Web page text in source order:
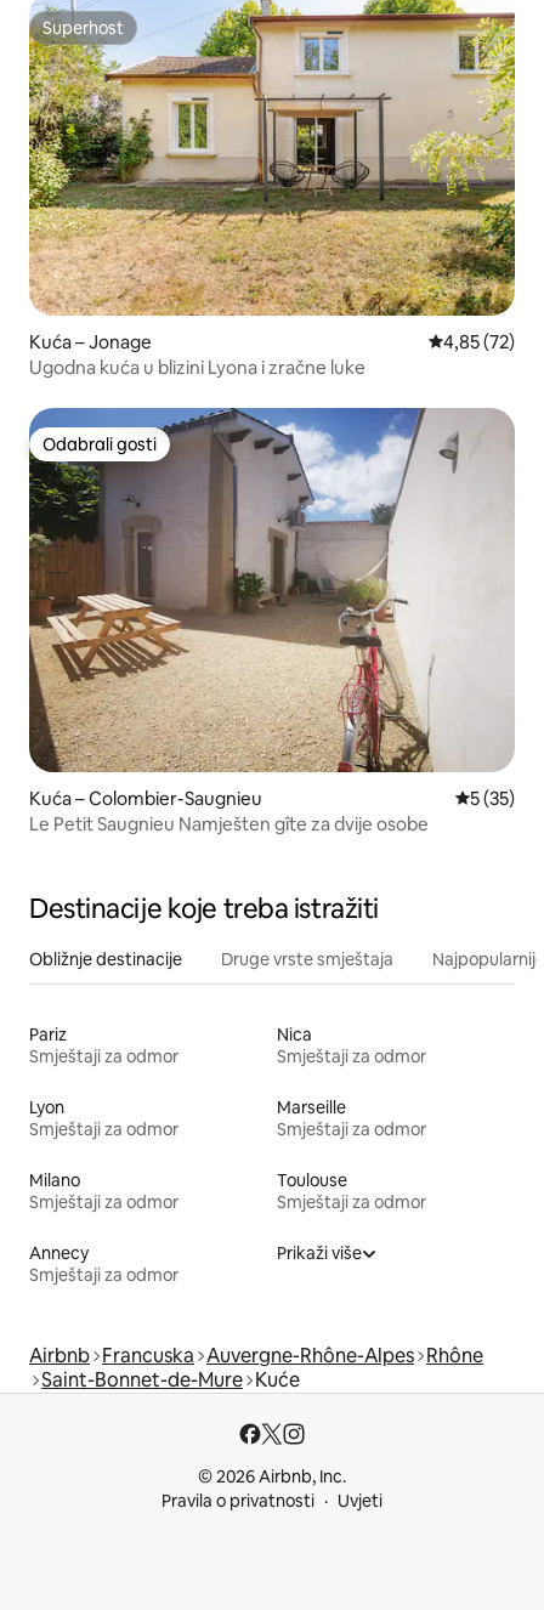
Superhost
Superhost
Kuća – Jonage Prosječna
4,85 (72)
Ugodna kuća u blizini Lyona i zračne luke
Odabrali gosti
Odabrali gosti
Kuća – Colombier-Saugnieu Prosječna
5 (35)
Le Petit Saugnieu Namješten gîte za dvije osobe
Destinacije koje treba istražiti
Obližnje destinacije Druge vrste smještaja
Pariz
Smještaji za odmor
Nica
Smještaji za odmor
Lyon
Smještaji za odmor
Marseille
Smještaji za odmor
Milano
Smještaji za odmor
Toulouse
Smještaji za odmor
Annecy
Smještaji za odmor
Prikaži više
Airbnb Francuska Auvergne-Rhône-Alpes Rhône
Saint-Bonnet-de-Mure Kuće
© 2026 Airbnb, Inc.
Pravila o privatnosti
Uvjeti